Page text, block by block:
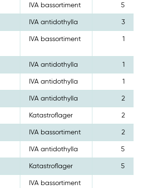
IVA bassortiment 5
IVA antidothylla 3
IVA bassortiment 1
IVA antidothylla 1
IVA antidothylla 1
IVA antidothylla 2
Katastroflager 2
IVA bassortiment 2
IVA antidothylla 5
Katastroflager 5
IVA bassortiment